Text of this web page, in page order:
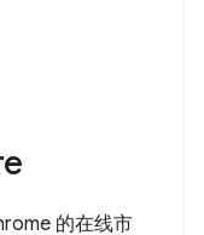
的在线市